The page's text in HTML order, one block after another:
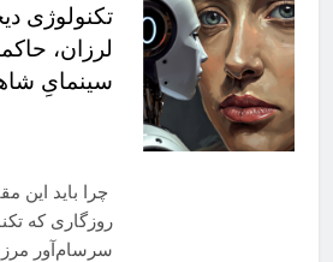
تکنولوژی
لرزان،
سینمایِ
چرا باید این
روزگاری که
سرسام‌آور